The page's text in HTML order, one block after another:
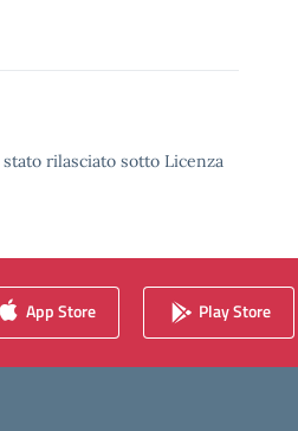
rilasciato sotto Licenza
App Store Play Store